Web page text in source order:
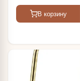
В корзину